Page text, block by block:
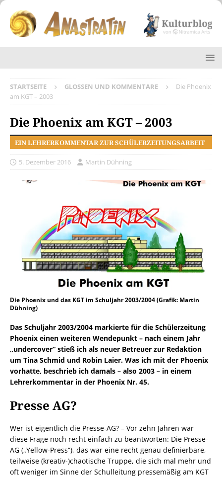
STARTSEITE GLOSSEN UND KOMMENTARE
Die Phoenix
am KGT – 2003
Die Phoenix am KGT – 2003
EIN LEHRERKOMMENTAR ZUR SCHÜLERZEITUNGSARBEIT
5. Dezember 2016 Martin Dühning
Die Phoenix und das KGT im Schuljahr 2003/2004 (Grafik: Martin
Dühning)
Das Schuljahr 2003/2004 markierte für die Schülerzeitung
Phoenix einen weiteren Wendepunkt – nach einem Jahr
„undercover“ stieß ich als neuer Betreuer zur Redaktion
um Tina Schmid und Robin Laier. Was ich mit der Phoenix
vorhatte, beschrieb ich damals – also 2003 – in einem
Lehrerkommentar in der Phoenix Nr. 45.
Presse AG?
Wer ist eigentlich die Presse-AG? – Vor zehn Jahren war
diese Frage noch recht einfach zu beantworten: Die Presse-
AG („Yellow-Press“), das war eine recht genau definierbare,
teilweise (kreativ-)chaotische Truppe, die sich mal mehr und
oft weniger im Sinne der Schulleitung pressemäßig am KGT